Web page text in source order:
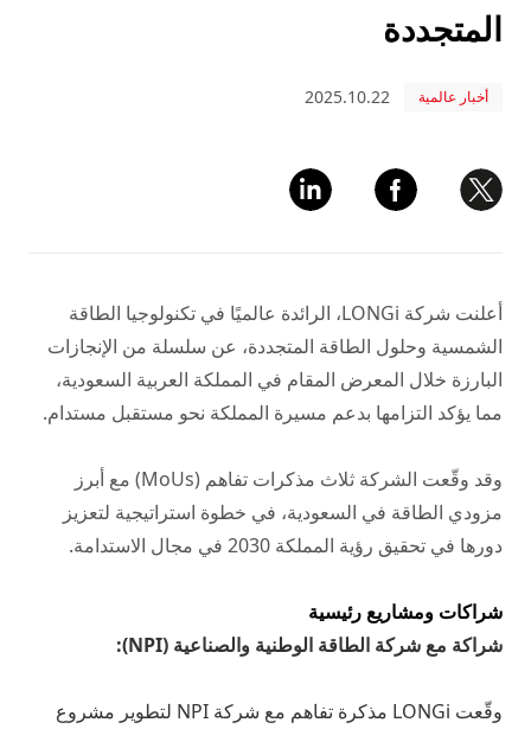
المتجددة
أخبار عالمية 2025.10.22
أعلنت شركة LONGi، الرائدة عالميًا في تكنولوجيا الطاقة
الشمسية وحلول الطاقة المتجددة، عن سلسلة من الإنجازات
البارزة خلال المعرض المقام في المملكة العربية السعودية،
مما يؤكد التزامها بدعم مسيرة المملكة نحو مستقبل مستدام.
وقد وقّعت الشركة ثلاث مذكرات تفاهم (MoUs) مع أبرز
مزودي الطاقة في السعودية، في خطوة استراتيجية لتعزيز
دورها في تحقيق رؤية المملكة 2030 في مجال الاستدامة.
شراكات ومشاريع رئيسية
شراكة مع شركة الطاقة الوطنية والصناعية (NPI):
وقّعت LONGi مذكرة تفاهم مع شركة NPI لتطوير مشروع